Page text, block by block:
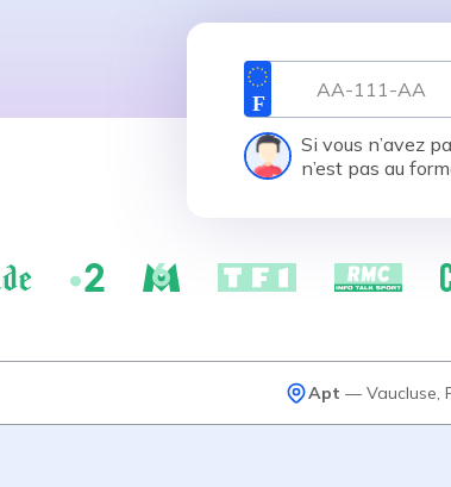
Si vous n’avez
n’est pas au
Apt — Vaucluse